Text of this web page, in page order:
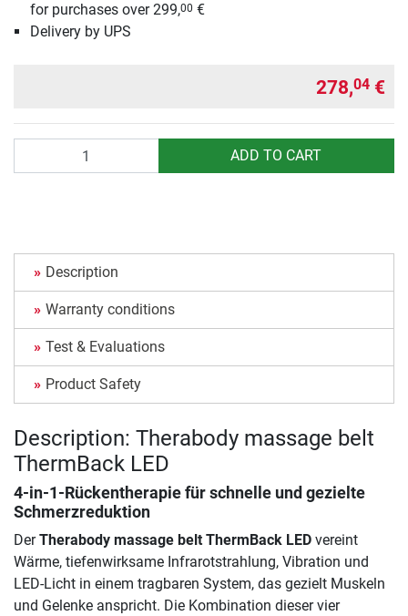
for purchases over 299,00 €
Delivery by UPS
278,04 €
ADD TO CART
Description
Warranty conditions
Test & Evaluations
Product Safety
Description: Therabody massage belt
ThermBack LED
4-in-1-Rückentherapie für schnelle und gezielte
Schmerzreduktion
DerTherabody massage belt ThermBack LED vereint
Wärme, tiefenwirksame Infrarotstrahlung, Vibration und
LED-Licht in einem tragbaren System, das gezielt Muskeln
und Gelenke anspricht. Die Kombination dieser vier